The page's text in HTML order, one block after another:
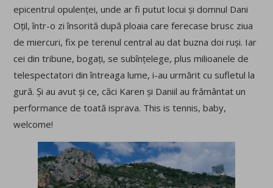
epicentrul opulenței, unde ar fi putut locui și domnul Dani
Oțil, într-o zi însorită după ploaia care ferecase brusc ziua
de miercuri, fix pe terenul central au dat buzna doi ruși. Iar
cei din tribune, bogați, se subînțelege, plus milioanele de
telespectatori din întreaga lume, i-au urmărit cu sufletul la
gură. Și au avut și ce, căci Karen și Daniil au frământat un
performance de toată isprava. This is tennis, baby,
welcome!